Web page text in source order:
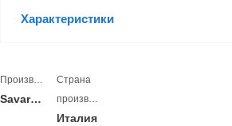
Характеристики
Производитель
Savarbrass
Страна
производитель
Италия